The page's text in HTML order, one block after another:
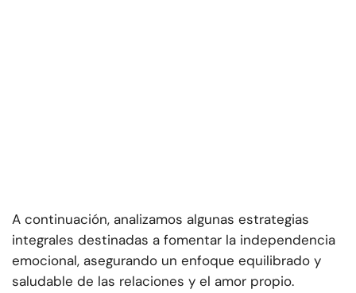
A continuación, analizamos algunas estrategias
integrales destinadas a fomentar la independencia
emocional, asegurando un enfoque equilibrado y
saludable de las relaciones y el amor propio.